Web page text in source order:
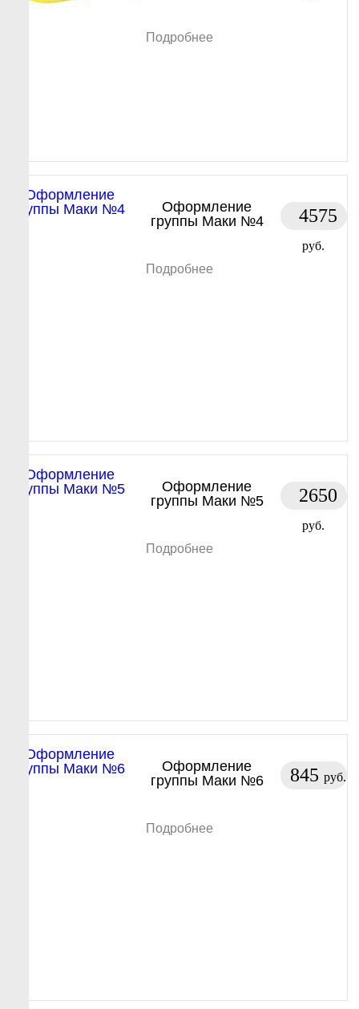
Подробнее
Оформление
группы Маки №4
4575
руб.
Подробнее
Оформление
группы Маки №5
2650
руб.
Подробнее
Оформление
группы Маки №6
845руб.
Подробнее